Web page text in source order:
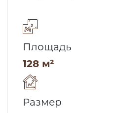
Площадь
128 м²
Размер